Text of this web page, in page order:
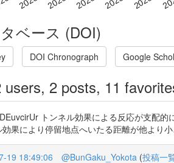
ベース (DOI)
DOI Chronograph Google
users, 2 posts, 11
トンネル効果による反応が支配
果により停留地点へいたる距離が他より
19 18:49:06 @BunGaku_Yokota (投稿一